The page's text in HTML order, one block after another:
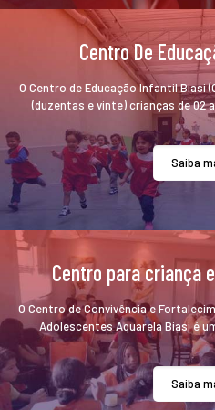
Centro De
O Centro de Educação Infantil Biasi
(duzentas e vinte) crianças de 02
Saiba
Centro para criança
O Centro de Convivência e
Adolescentes Aquarela Biasi é
Saiba